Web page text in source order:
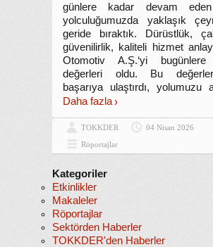
günlere kadar devam
yolculuğumuzda yaklaşık
geride bıraktık. Dürüstlük,
güvenilirlik, kaliteli hizmet
Otomotiv A.Ş.‘yi bugünlere
değerleri oldu. Bu
başarıya ulaştırdı, yolumuzu
Daha fazla
TOKKDER
04 Nisan 2026
Röportajlar
Kategoriler
Etkinlikler
Makaleler
Röportajlar
Sektörden Haberler
TOKKDER'den Haberler